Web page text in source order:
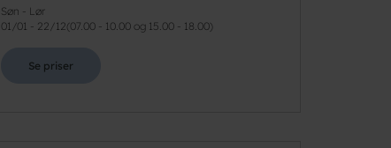
Søn - Lør
01/01 - 22/12( 07.00 - 10.00 og 15.00 - 18.00)
Se priser